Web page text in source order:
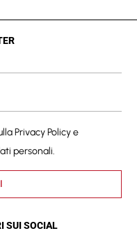
Privacy Policye
personali.
SUI SOCIAL